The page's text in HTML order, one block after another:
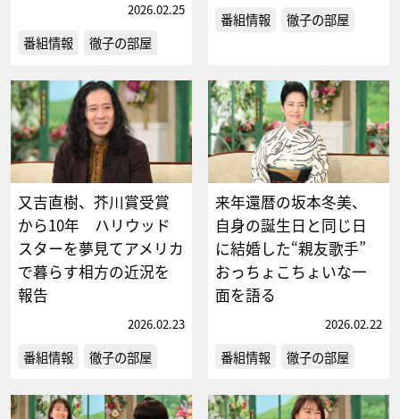
2026.02.25
番組情報 徹子の部屋
番組情報 徹子の部屋
又吉直樹、芥川賞受賞
から10年 ハリウッド
スターを夢見てアメリカ
で暮らす相方の近況を
報告
2026.02.23
番組情報 徹子の部屋
来年還暦の坂本冬美、
自身の誕生日と同じ日
に結婚した“親友歌手”
おっちょこちょいな一
面を語る
2026.02.22
番組情報 徹子の部屋